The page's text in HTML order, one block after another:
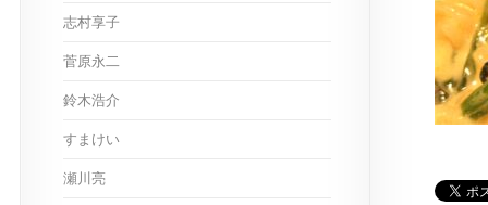
志村享子
菅原永二
鈴木浩介
すまけい
瀬川亮